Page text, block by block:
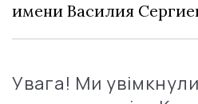
имени Василия
Увага! Ми увімкнули